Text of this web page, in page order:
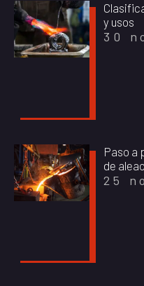
y usos
30
Paso a
de
25